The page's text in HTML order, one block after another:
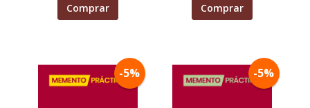
SERVICIO PÚBLICO
DE JUSTICIA
Comprar Comprar
-5% -5%